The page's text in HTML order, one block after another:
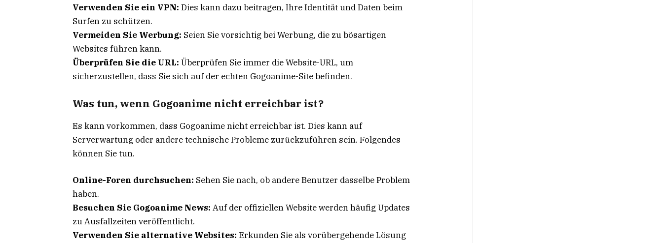
Verwenden Sie ein VPN: Dies kann dazu beitragen, Ihre Identität und Daten beim
Surfen zu schützen.
Vermeiden Sie Werbung: Seien Sie vorsichtig bei Werbung, die zu bösartigen
Websites führen kann.
Überprüfen Sie die URL: Überprüfen Sie immer die Website-URL, um
sicherzustellen, dass Sie sich auf der echten Gogoanime-Site befinden.
Was tun, wenn Gogoanime nicht erreichbar ist?
Es kann vorkommen, dass Gogoanime nicht erreichbar ist. Dies kann auf
Serverwartung oder andere technische Probleme zurückzuführen sein. Folgendes
können Sie tun.
Online-Foren durchsuchen: Sehen Sie nach, ob andere Benutzer dasselbe Problem
haben.
Besuchen Sie Gogoanime News: Auf der offiziellen Website werden häufig Updates
zu Ausfallzeiten veröffentlicht.
Verwenden Sie alternative Websites: Erkunden Sie als vorübergehende Lösung